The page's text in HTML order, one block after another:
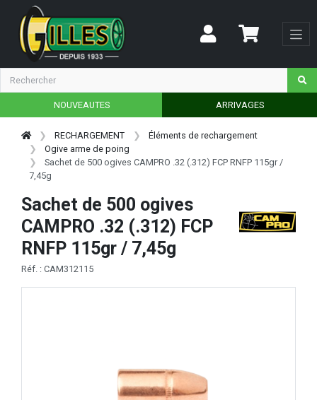
NOUVEAUTES ARRIVAGES
RECHARGEMENT
Éléments de rechargement
Ogive arme de poing
Sachet de 500 ogives CAMPRO .32 (.312) FCP RNFP 115gr /
7,45g
Sachet de 500 ogives
CAMPRO .32 (.312) FCP
RNFP 115gr / 7,45g
Réf. : CAM312115